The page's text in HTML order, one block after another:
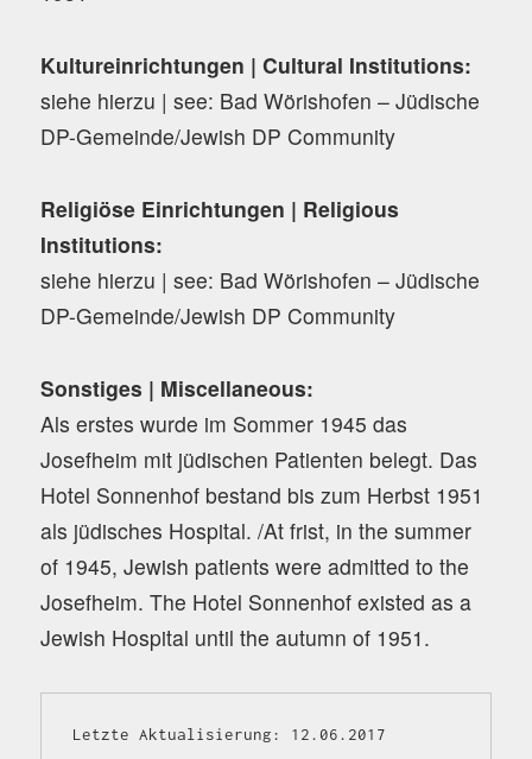
Kultureinrichtungen | Cultural Institutions:
siehe hierzu | see: Bad Wörishofen – Jüdische
DP-Gemeinde/Jewish DP Community
Religiöse Einrichtungen | Religious
Institutions:
siehe hierzu | see: Bad Wörishofen – Jüdische
DP-Gemeinde/Jewish DP Community
Sonstiges | Miscellaneous:
Als erstes wurde im Sommer 1945 das
Josefheim mit jüdischen Patienten belegt. Das
Hotel Sonnenhof bestand bis zum Herbst 1951
als jüdisches Hospital. /At frist, in the summer
of 1945, Jewish patients were admitted to the
Josefheim. The Hotel Sonnenhof existed as a
Jewish Hospital until the autumn of 1951.
Letzte Aktualisierung: 12.06.2017